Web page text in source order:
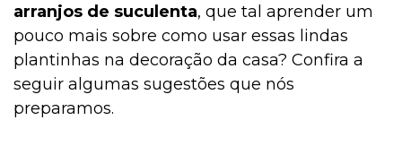
arranjos de suculenta, que tal aprender um
pouco mais sobre como usar essas lindas
plantinhas na decoração da casa? Confira a
seguir algumas sugestões que nós
preparamos.